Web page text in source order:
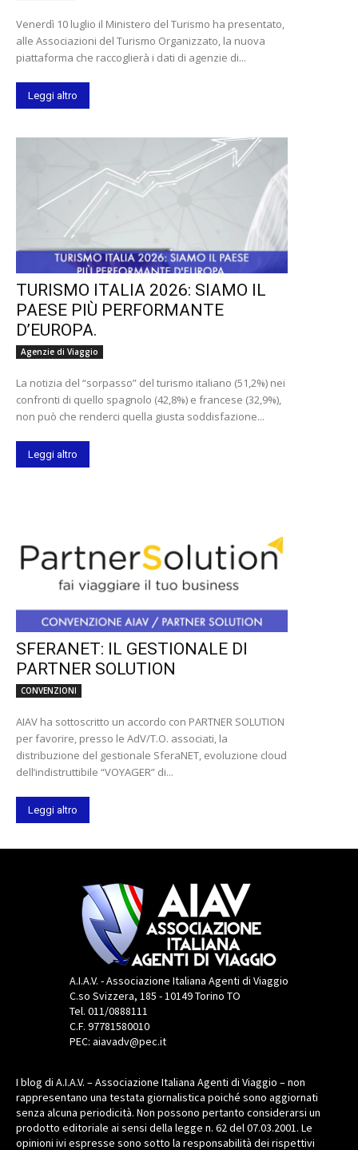
Venerdì 10 luglio il Ministero del Turismo ha presentato,
alle Associazioni del Turismo Organizzato, la nuova
piattaforma che raccoglierà i dati di agenzie di...
Leggi altro
TURISMO ITALIA 2026: SIAMO IL
PAESE PIÙ PERFORMANTE
D’EUROPA.
Agenzie di Viaggio
La notizia del “sorpasso” del turismo italiano (51,2%) nei
confronti di quello spagnolo (42,8%) e francese (32,9%),
non può che renderci quella giusta soddisfazione...
Leggi altro
SFERANET: IL GESTIONALE DI
PARTNER SOLUTION
CONVENZIONI
AIAV ha sottoscritto un accordo con PARTNER SOLUTION
per favorire, presso le AdV/T.O. associati, la
distribuzione del gestionale SferaNET, evoluzione cloud
dell’indistruttibile “VOYAGER” di...
Leggi altro
A.I.A.V. - Associazione Italiana Agenti di Viaggio
C.so Svizzera, 185 - 10149 Torino TO
Tel. 011/0888111
C.F. 97781580010
PEC: aiavadv@pec.it
I blog di A.I.A.V. – Associazione Italiana Agenti di Viaggio – non
rappresentano una testata giornalistica poiché sono aggiornati
senza alcuna periodicità. Non possono pertanto considerarsi un
prodotto editoriale ai sensi della legge n. 62 del 07.03.2001. Le
opinioni ivi espresse sono sotto la responsabilità dei rispettivi